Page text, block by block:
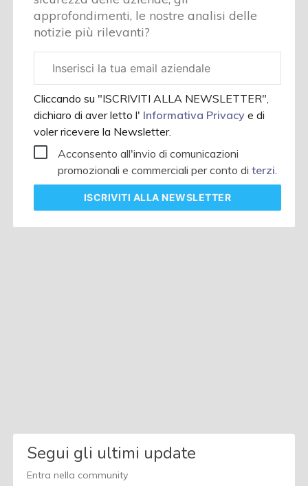
approfondimenti, le nostre analisi delle
notizie più rilevanti?
aziendale
Cliccando su "ISCRIVITI ALLA NEWSLETTER",
dichiaro di aver letto l' Informativa Privacye di
voler ricevere la Newsletter.
Acconsento all'invio di comunicazioni
promozionali e commerciali per conto diterzi.
ISCRIVITI ALLA NEWSLETTER
Segui gli ultimi update
Entra nella community